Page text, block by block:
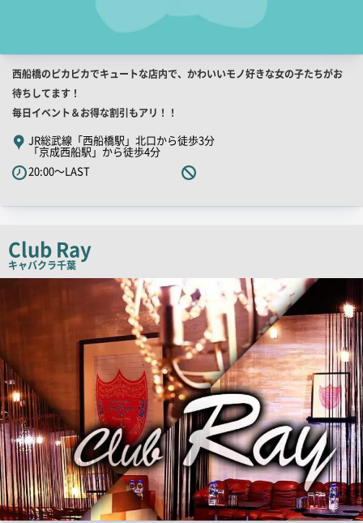
店
舗
PR
キ
ャ
ッ
コ
ー
西船橋のピカピカでキュートな店内で、かわいいモノ好きな女の子たちがお
待ちしてます！
毎日イベント＆お得な割引もアリ！！
JR総武線「西船橋駅」北口から徒歩3分
「京成西船駅」から徒歩4分
20:00～LAST
Club Ray
キャバクラ千葉